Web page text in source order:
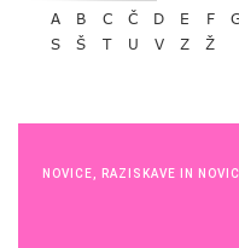
A B C Č D E F
S
Š T U V Z Ž
NOVICE RAZISKAVE IN